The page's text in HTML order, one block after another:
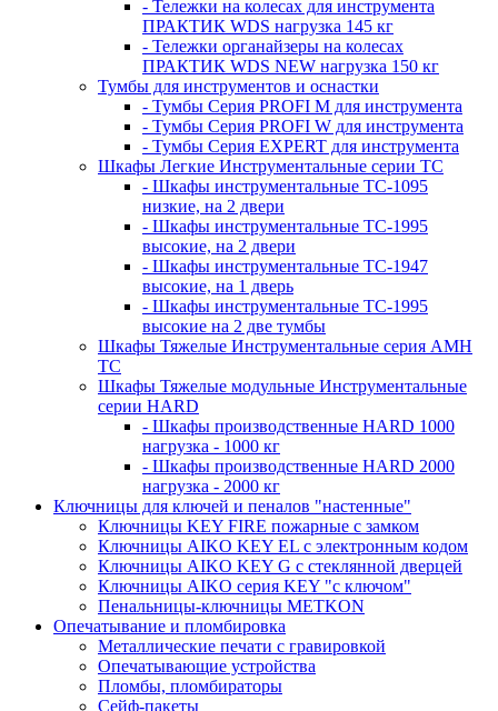
- Тележки на колесах для инструмента
ПРАКТИК WDS нагрузка 145 кг
- Тележки органайзеры на колесах
ПРАКТИК WDS NEW нагрузка 150 кг
Тумбы для инструментов и оснастки
- Тумбы Серия PROFI M для инструмента
- Тумбы Серия PROFI W для инструмента
- Тумбы Серия EXPERT для инструмента
Шкафы Легкие Инструментальные серии ТС
- Шкафы инструментальные TC-1095
низкие, на 2 двери
- Шкафы инструментальные TC-1995
высокие, на 2 двери
- Шкафы инструментальные ТС-1947
высокие, на 1 дверь
- Шкафы инструментальные ТС-1995
высокие на 2 две тумбы
Шкафы Тяжелые Инструментальные серия AMH
TC
Шкафы Тяжелые модульные Инструментальные
серии HARD
- Шкафы производственные HARD 1000
нагрузка - 1000 кг
- Шкафы производственные HARD 2000
нагрузка - 2000 кг
Ключницы для ключей и пеналов "настенные"
Ключницы KEY FIRE пожарные с замком
Ключницы AIKO KEY EL с электронным кодом
Ключницы AIKO KEY G с стеклянной дверцей
Ключницы AIKO серия KEY "с ключом"
Пенальницы-ключницы METKON
Опечатывание и пломбировка
Металлические печати с гравировкой
Опечатывающие устройства
Пломбы, пломбираторы
Сейф-пакеты